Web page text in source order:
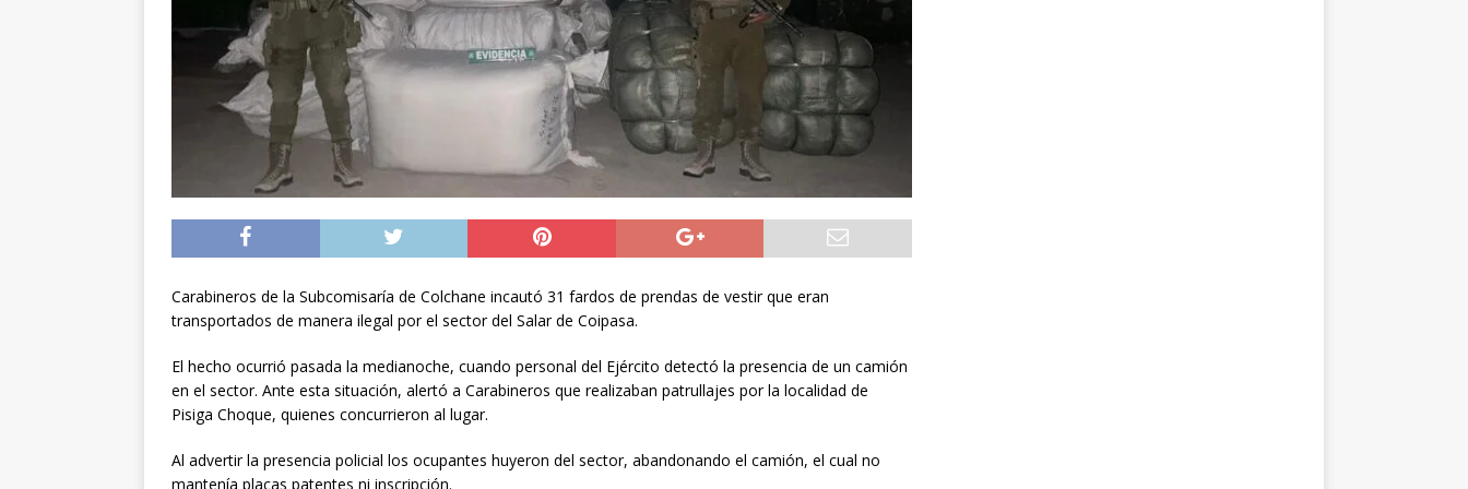
noviembre
INTERNACIONAL
[ 06/08/2026 ] Alerta preventiva por influenza aviar tras nuevo hallazgo de ave
silvestre positiva en Iquique
IQUIQUE
[ 07/08/2026 ]
A 81 años del ataque en Hiroshima, Japón se abre a tener bombas
nucleares
INTERNACIONAL
Carabineros de la Subcomisaría de Colchane incautó 31 fardos de prendas de vestir que eran
transportados de manera ilegal por el sector del Salar de Coipasa.
El hecho ocurrió pasada la medianoche, cuando personal del Ejército detectó la presencia de un camión
en el sector. Ante esta situación, alertó a Carabineros que realizaban patrullajes por la localidad de
Pisiga Choque, quienes concurrieron al lugar.
Al advertir la presencia policial los ocupantes huyeron del sector, abandonando el camión, el cual no
mantenía placas patentes ni inscripción.